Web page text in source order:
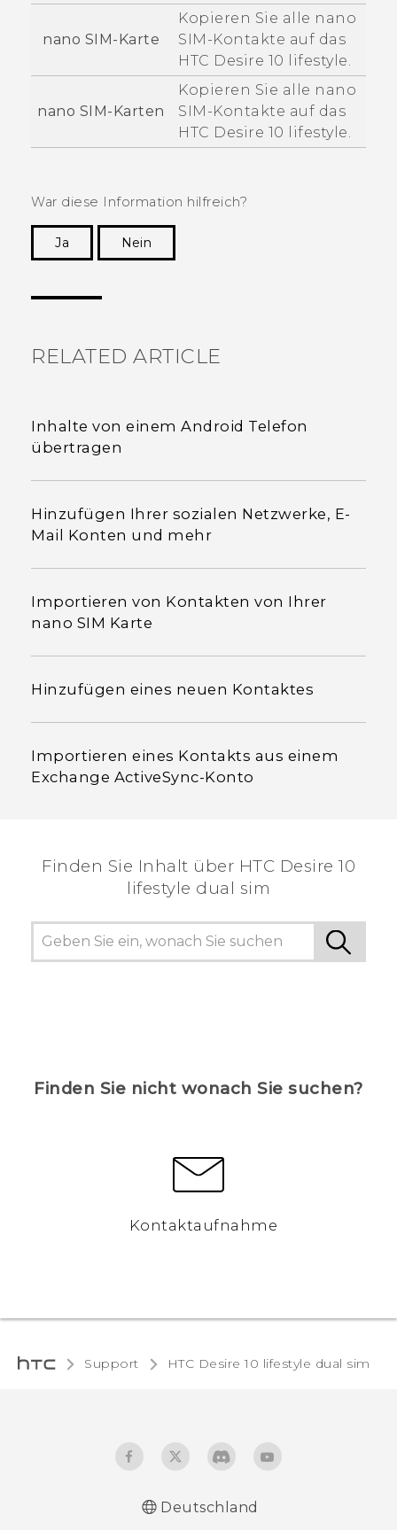
nano SIM -Karte
Kopieren Sie alle nano
SIM -Kontakte auf das
HTC Desire 10 lifestyle.
nano SIM -Karten
Kopieren Sie alle nano
SIM -Kontakte auf das
HTC Desire 10 lifestyle.
War diese Information hilfreich?
Ja
Nein
RELATED ARTICLE
Inhalte von einem Android Telefon
übertragen
Hinzufügen Ihrer sozialen Netzwerke, E-
Mail Konten und mehr
Importieren von Kontakten von Ihrer
nano SIM Karte
Hinzufügen eines neuen Kontaktes
Importieren eines Kontakts aus einem
Exchange ActiveSync-Konto
Finden Sie Inhalt über‎ HTC Desire 10
lifestyle dual sim
Finden Sie nicht wonach Sie suchen?
Kontaktaufnahme
Support HTC Desire 10 lifestyle dual sim‎
Deutschland